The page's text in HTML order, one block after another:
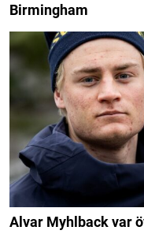
Birmingham
Alvar Myhlback var